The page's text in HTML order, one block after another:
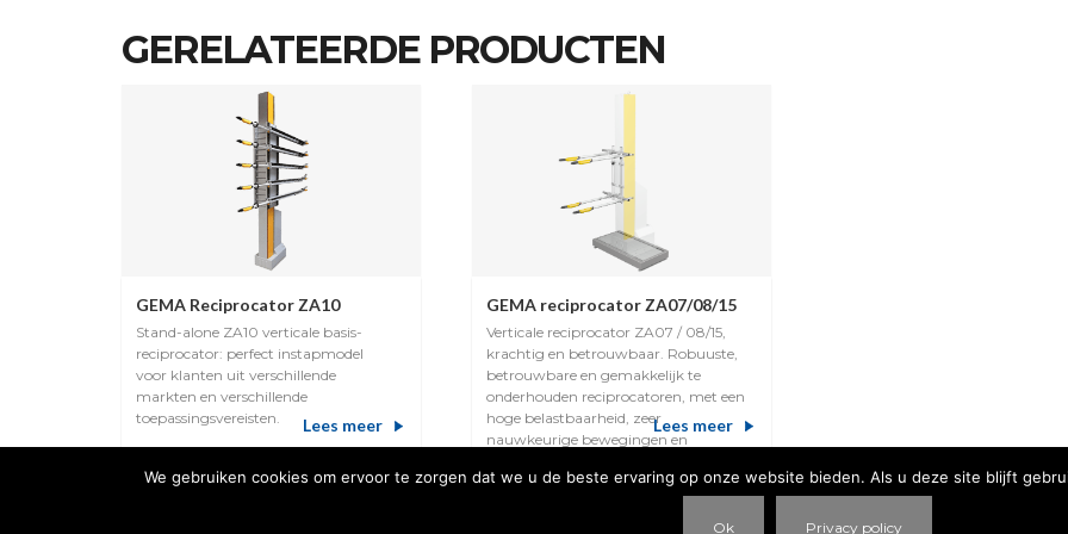
GERELATEERDE PRODUCTEN
GEMA Reciprocator ZA10
Stand-alone ZA10 verticale basis-
reciprocator: perfect instapmodel
voor klanten uit verschillende
markten en verschillende
toepassingsvereisten.
Lees meer
GEMA reciprocator ZA07/08/15
Verticale reciprocator ZA07 / 08/15,
krachtig en betrouwbaar. Robuuste,
betrouwbare en gemakkelijk te
onderhouden reciprocatoren, met een
hoge belastbaarheid, zeer
nauwkeurige bewegingen en
Lees meer
We gebruiken cookies om ervoor te zorgen dat we u de beste ervaring op onze website bieden. Als u deze site blijft
Ok Privacy policy